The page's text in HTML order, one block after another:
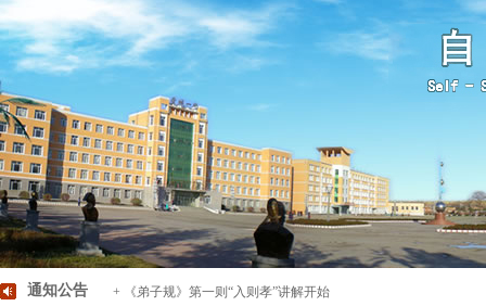
通知公告 + 《弟子规》第一则“入则孝”讲解开始